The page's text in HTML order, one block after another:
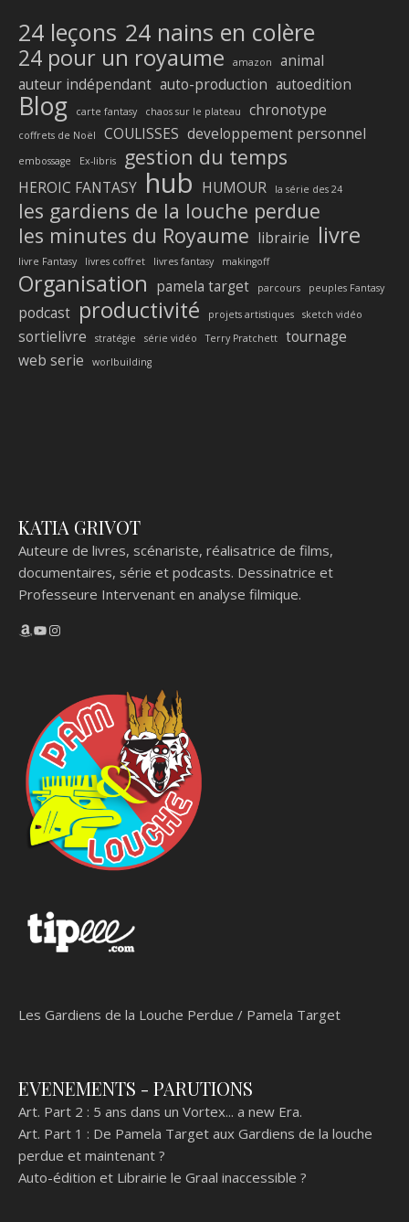
24 leçons 24 nains en colère
24 pour un royaume amazon
animal
auteur indépendant auto-production autoedition
Blog carte fantasy chaos sur le plateau chronotype
coffrets de Noël COULISSES developpement personnel
embossage Ex-libris gestion du temps
HEROIC FANTASY hub HUMOUR la série des 24
les gardiens de la louche perdue
les minutes du Royaume librairie livre
livre Fantasy livres coffret livres fantasy makingoff
Organisation pamela target parcours peuples Fantasy
podcast productivité projets artistiques sketch vidéo
sortielivre stratégie série vidéo Terry Pratchett
tournage
web serie
worlbuilding
KATIA GRIVOT
Auteure de livres, scénariste, réalisatrice de films,
documentaires, série et podcasts. Dessinatrice et
Professeure Intervenant en analyse filmique.
Amazon
YouTube
Instagram
Les Gardiens de la Louche Perdue / Pamela Target
EVENEMENTS - PARUTIONS
Art. Part 2 : 5 ans dans un Vortex... a new Era.
Art. Part 1 : De Pamela Target aux Gardiens de la louche
perdue et maintenant ?
Auto-édition et Librairie le Graal inaccessible ?